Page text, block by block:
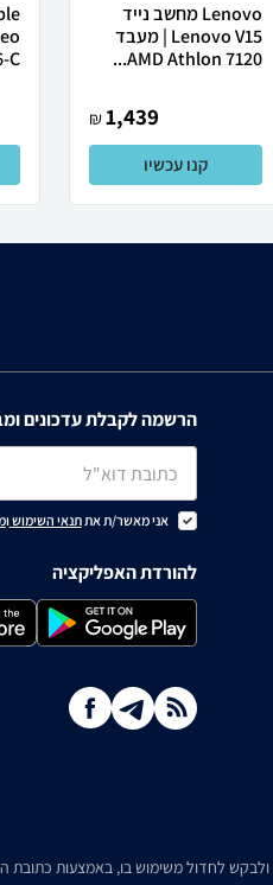
Lenovo מחשב נייד
Lenovo V15 | מעבד
AMD Athlon 7120...
1,439
₪
קנו עכשיו
הרשמה לקבלת עדכונים
אני מאשר/ת אתתנאי השימושו
להורדת האפליקציה
ולבקש לחדול משימוש בו, באמצעות כתובת